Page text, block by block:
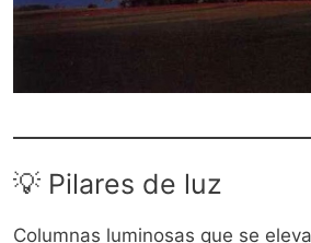
💡 Pilares de luz
Columnas luminosas que se